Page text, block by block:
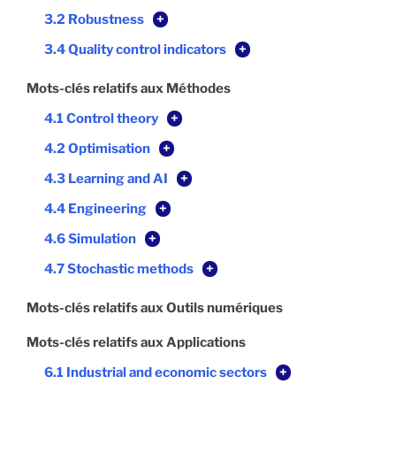
3.2 Robustness
+
3.4 Quality control indicators
+
Mots-clés relatifs aux Méthodes
4.1 Control theory
+
4.2 Optimisation
+
4.3 Learning and AI
+
4.4 Engineering
+
4.6 Simulation
+
4.7 Stochastic methods
+
Mots-clés relatifs aux Outils numériques
Mots-clés relatifs aux Applications
6.1 Industrial and economic sectors
+